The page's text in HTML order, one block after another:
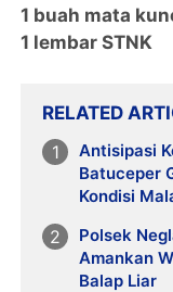
1 buah mata
1 lembar STNK
RELATED
Antisipasi
Batuceper
Kondisi
Polsek
Amankan
Balap Liar